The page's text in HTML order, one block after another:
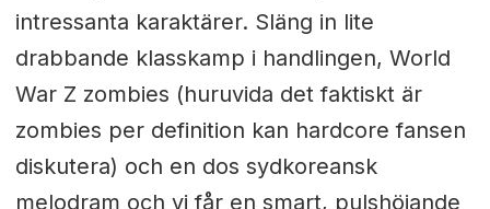
intressanta karaktärer. Släng in lite
drabbande klasskamp i handlingen, World
War Z zombies (huruvida det faktiskt är
zombies per definition kan hardcore fansen
diskutera) och en dos sydkoreansk
melodram och vi får en smart, pulshöjande